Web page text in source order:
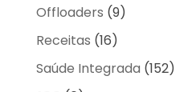
Offloaders (9)
Receitas (16)
Saúde Integrada (152)